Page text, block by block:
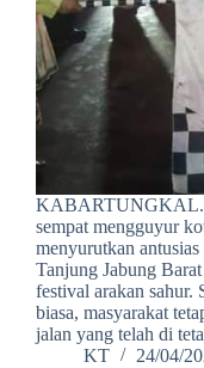
sempat mengguyur
menyurutkan
Tanjung Jabung
festival arakan sahur.
biasa, masyarakat
jalan yang telah di
KT
24/04/